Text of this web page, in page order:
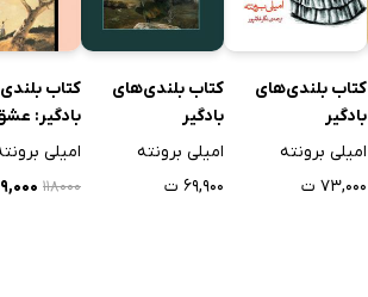
کتاب بلندی‌های
بادگیر
امیلی برونته
۷۳,۰۰۰ ت
کتاب بلندی‌های
بادگیر
امیلی برونته
۶۹,۹۰۰ ت
کتاب
بادگیر:
نمی‌میرد
امیلی
۱۱۸۰۰۰